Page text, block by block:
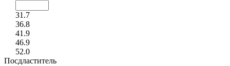
31.7
36.8
41.9
46.9
52.0
Посдластитель